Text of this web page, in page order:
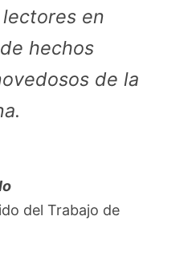
en
hechos
de la
del Trabajo de